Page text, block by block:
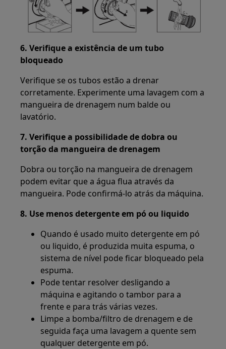
6. Verifique a existência de um tubo
bloqueado
Verifique se os tubos estão a drenar
corretamente. Experimente uma lavagem com a
mangueira de drenagem num balde ou
lavatório.
7. Verifique a possibilidade de dobra ou
torção da mangueira de drenagem
Dobra ou torção na mangueira de drenagem
podem evitar que a água flua através da
mangueira. Pode confirmá-lo atrás da máquina.
8. Use menos detergente em pó ou liquido
Quando é usado muito detergente em pó
ou liquido, é produzida muita espuma, o
sistema de nível pode ficar bloqueado pela
espuma.
Pode tentar resolver desligando a
máquina e agitando o tambor para a
frente e para trás várias vezes.
Limpe a bomba/filtro de drenagem e de
seguida faça uma lavagem a quente sem
qualquer detergente em pó.